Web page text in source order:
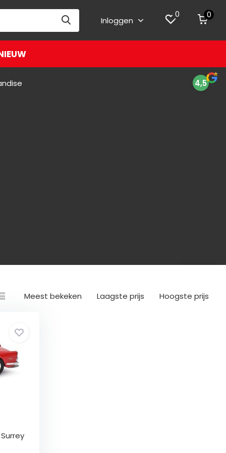
Inloggen
0 0
4,5
Meest bekeken Laagste prijs Hoogste prijs